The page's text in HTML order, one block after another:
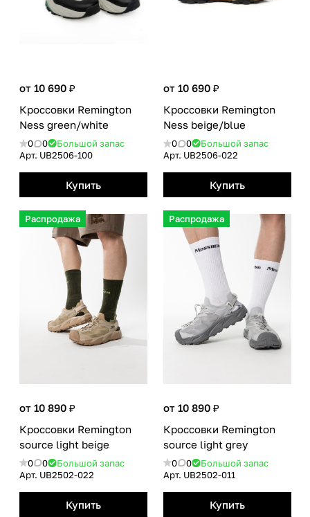
от 10 690 ₽
Кроссовки Remington
Ness green/white
0 0
Большой запас
Арт. UB2506-100
Купить
от 10 690 ₽
Кроссовки Remington
Ness beige/blue
0 0
Большой запас
Арт. UB2506-022
Купить
Распродажа
от 10 890 ₽
Кроссовки Remington
source light beige
0 0
Большой запас
Арт. UB2502-022
Купить
Распродажа
от 10 890 ₽
Кроссовки Remington
source light grey
0 0
Большой запас
Арт. UB2502-011
Купить